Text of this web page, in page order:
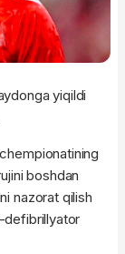
yiqildi
boshdan
nazorat qilish
defibrillyator